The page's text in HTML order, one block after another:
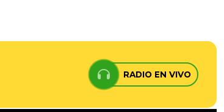
RADIO EN VIVO